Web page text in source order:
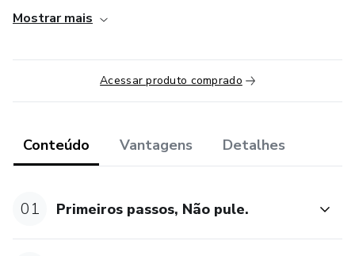
quiser.
Teremos Mentorias ao vivo, ficando gravado para acessar
em qualquer horário.
Mostrar mais
Acessar produto comprado
Conteúdo Vantagens Detalhes
01 Primeiros passos, Não pule.